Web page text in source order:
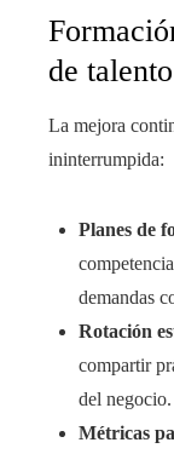
de talento
La mejora
ininterrumpida:
Planes de
demandas
Rotación
compartir
del negocio.
Métricas